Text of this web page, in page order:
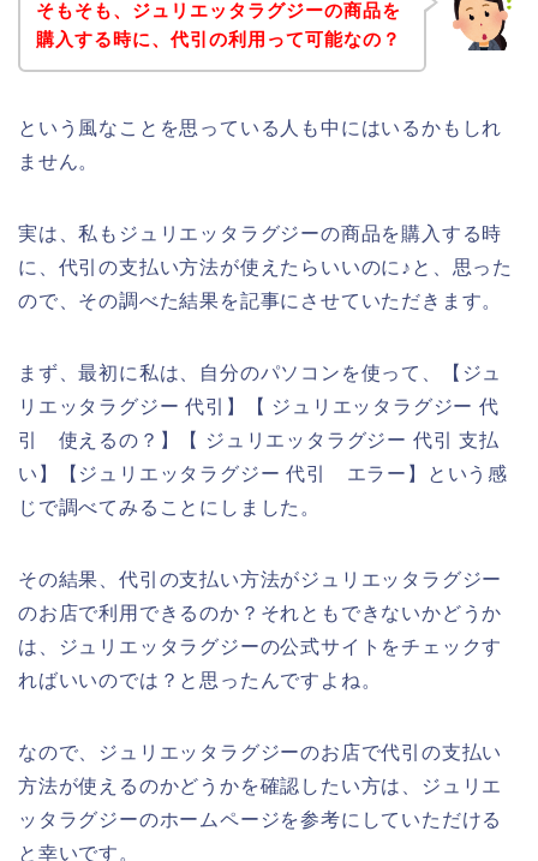
そもそも、ジュリエッタラグジーの商品を
購入する時に、代引の利用って可能なの？
という風なことを思っている人も中にはいるかもしれ
ません。
実は、私もジュリエッタラグジーの商品を購入する時
に、代引の支払い方法が使えたらいいのに♪と、思った
ので、その調べた結果を記事にさせていただきます。
まず、最初に私は、自分のパソコンを使って、【ジュ
リエッタラグジー 代引】【 ジュリエッタラグジー 代
引 使えるの？】【 ジュリエッタラグジー 代引 支払
い】【ジュリエッタラグジー 代引 エラー】という感
じで調べてみることにしました。
その結果、代引の支払い方法がジュリエッタラグジー
のお店で利用できるのか？それともできないかどうか
は、ジュリエッタラグジーの公式サイトをチェックす
ればいいのでは？と思ったんですよね。
なので、ジュリエッタラグジーのお店で代引の支払い
方法が使えるのかどうかを確認したい方は、ジュリエ
ッタラグジーのホームページを参考にしていただける
と幸いです。